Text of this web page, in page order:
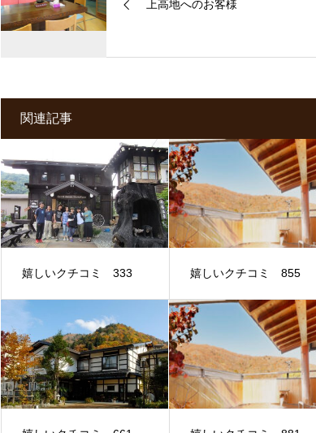
上高地へのお客様
関連記事
嬉しいクチコミ 333 嬉しいクチコミ 855